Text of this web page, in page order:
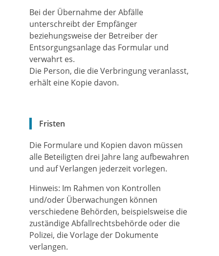
Bei der Übernahme der Abfälle
unterschreibt der Empfänger
beziehungsweise der Betreiber der
Entsorgungsanlage das Formular und
verwahrt es.
Die Person, die die Verbringung veranlasst,
erhält eine Kopie davon.
Fristen
Die Formulare und Kopien davon müssen
alle Beteiligten drei Jahre lang aufbewahren
und auf Verlangen jederzeit vorlegen.
Hinweis: Im Rahmen von Kontrollen
und/oder Überwachungen können
verschiedene Behörden, beispielsweise die
zuständige Abfallrechtsbehörde oder die
Polizei, die Vorlage der Dokumente
verlangen.